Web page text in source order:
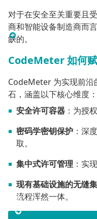
对于在安全至关重要且
商和智能设备制造商而
缺的。
CodeMeter 如何
CodeMeter 为实现前沿
石，涵盖以下核心维度：
安全许可容器 ：为授
密码学密钥保护 ：深
取。
集中式许可管理 ：实
现有基础设施的无缝
流程浑然一体。